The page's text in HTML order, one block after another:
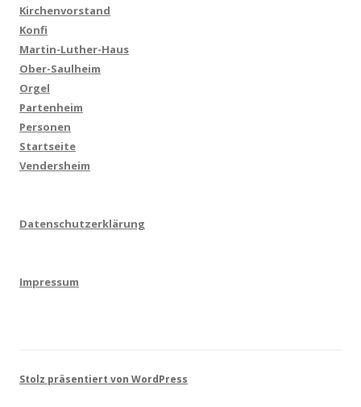
Kirchenvorstand
Konfi
Martin-Luther-Haus
Ober-Saulheim
Orgel
Partenheim
Personen
Startseite
Vendersheim
Datenschutzerklärung
Impressum
Stolz präsentiert von WordPress